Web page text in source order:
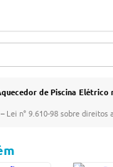
de Piscina Elétrico
Lei n° 9.610-98 sobre direitos